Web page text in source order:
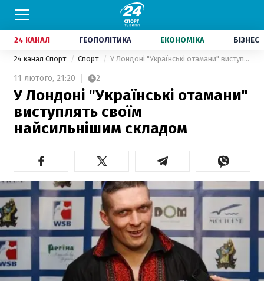
24 КАНАЛ ГЕОПОЛІТИКА ЕКОНОМІКА БІЗНЕС
24 канал Спорт Спорт У Лондоні "Українські отамани" виступлять своїм найсильнішим складом
11 лютого, 21:20 2
У Лондоні "Українські отамани"
виступлять своїм
найсильнішим складом